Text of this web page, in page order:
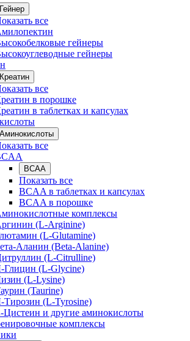
Гейнер
все
гейнеры
гейнеры
Креатин
все
в порошке
в таблетках и капсулах
Аминокислоты
все
BCAA
Показать все
BCAA в таблетках и капсулах
BCAA в порошке
комплексы
(L-Arginine)
(L-Glutamine)
Аланин (Beta-Alanine)
(L-Citrulline)
Глицин (L-Glycine)
(L-Lysine)
(Taurine)
Тирозин (L-Tyrosine)
Цистеин и другие аминокислоты
комплексы